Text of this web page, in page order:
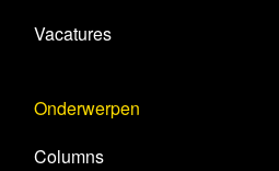
Vacatures
Onderwerpen
Columns